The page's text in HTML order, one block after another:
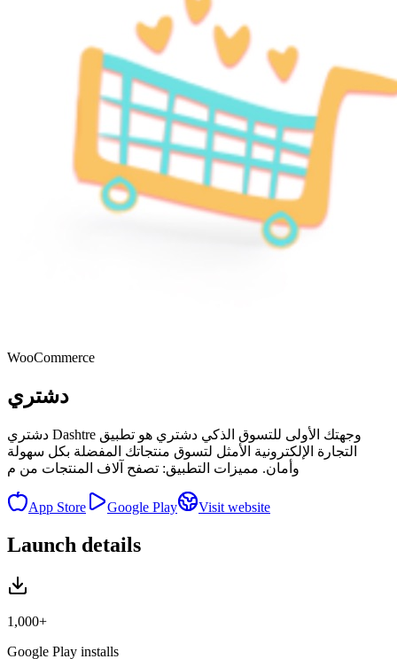
WooCommerce
دشتري
دشتري Dashtre وجهتك الأولى للتسوق الذكي دشتري هو تطبيق
التجارة الإلكترونية الأمثل لتسوق منتجاتك المفضلة بكل سهولة
وأمان. مميزات التطبيق: تصفح آلاف المنتجات من م
App Store Google Play Visit website
Launch details
1,000+
Google Play installs